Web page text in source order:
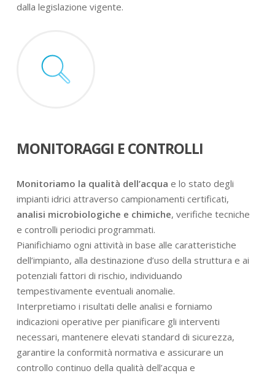
dalla legislazione vigente.
MONITORAGGI E CONTROLLI
Monitoriamo la qualità dell’acqua e lo stato degli
impianti idrici attraverso campionamenti certificati,
analisi microbiologiche e chimiche, verifiche tecniche
e controlli periodici programmati.
Pianifichiamo ogni attività in base alle caratteristiche
dell’impianto, alla destinazione d’uso della struttura e ai
potenziali fattori di rischio, individuando
tempestivamente eventuali anomalie.
Interpretiamo i risultati delle analisi e forniamo
indicazioni operative per pianificare gli interventi
necessari, mantenere elevati standard di sicurezza,
garantire la conformità normativa e assicurare un
controllo continuo della qualità dell’acqua e